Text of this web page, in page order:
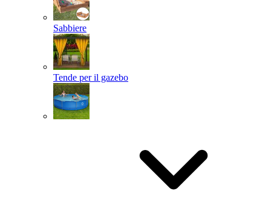
Sabbiere
Tende per il gazebo